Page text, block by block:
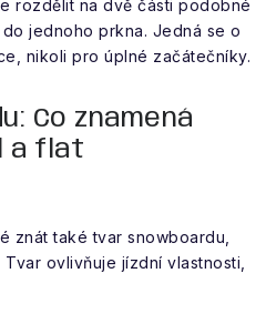
rozdělit na dvě části podobné
jednoho prkna. Jedná se o
nikoli pro úplné začátečníky.
Co znamená
a flat
znát také tvar snowboardu,
ovlivňuje jízdní vlastnosti,